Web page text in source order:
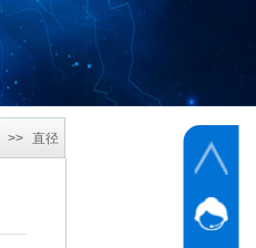
>>
直径
网站客